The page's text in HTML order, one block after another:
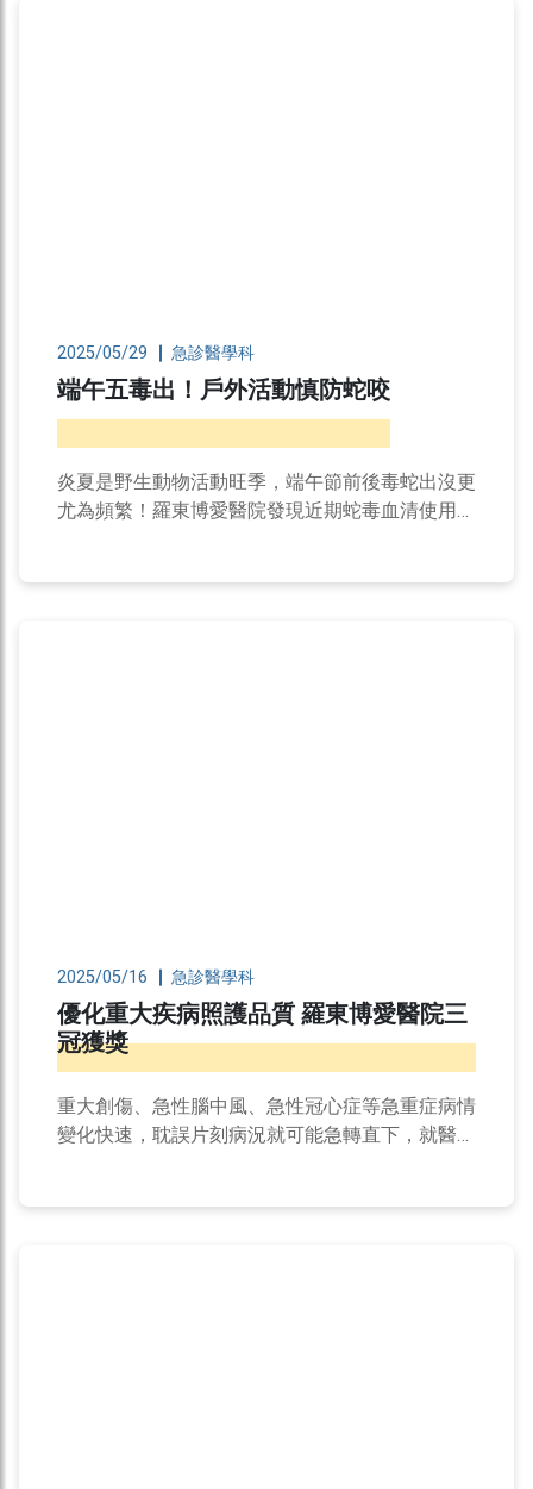
2025/05/29 急診醫學科
端午五毒出！戶外活動慎防蛇咬
炎夏是野生動物活動旺季，端午節前後毒蛇出沒更
尤為頻繁！羅東博愛醫院發現近期蛇毒血清使用量
2025/05/16 急診醫學科
優化重大疾病照護品質 羅東博愛醫院三
冠獲獎
重大創傷、急性腦中風、急性冠心症等急重症病情
變化快速，耽誤片刻病況就可能急轉直下，就醫過